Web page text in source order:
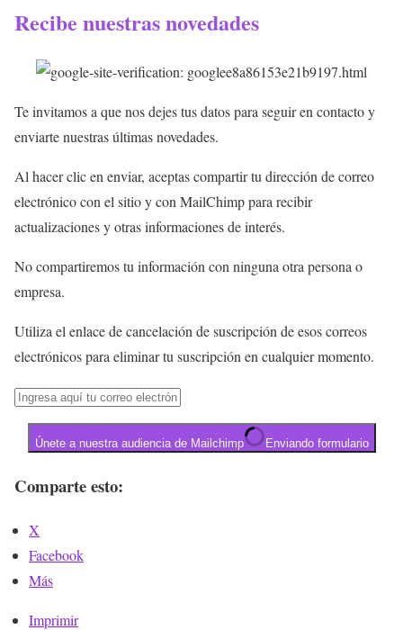
Recibe nuestras novedades
Te invitamos a que nos dejes tus datos para seguir en contacto y
enviarte nuestras últimas novedades.
Al hacer clic en enviar, aceptas compartir tu dirección de correo
electrónico con el sitio y con MailChimp para recibir
actualizaciones y otras informaciones de interés.
No compartiremos tu información con ninguna otra persona o
empresa.
Utiliza el enlace de cancelación de suscripción de esos correos
electrónicos para eliminar tu suscripción en cualquier momento.
Únete a nuestra audiencia de Mailchimp Enviando formulario
Comparte esto:
X
Facebook
Más
Imprimir